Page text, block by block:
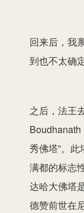
回来后，我
到也不太确定
之后，法王
Boudhanath
秀佛塔”。
满都的标志
达哈大佛塔
德赞前世在